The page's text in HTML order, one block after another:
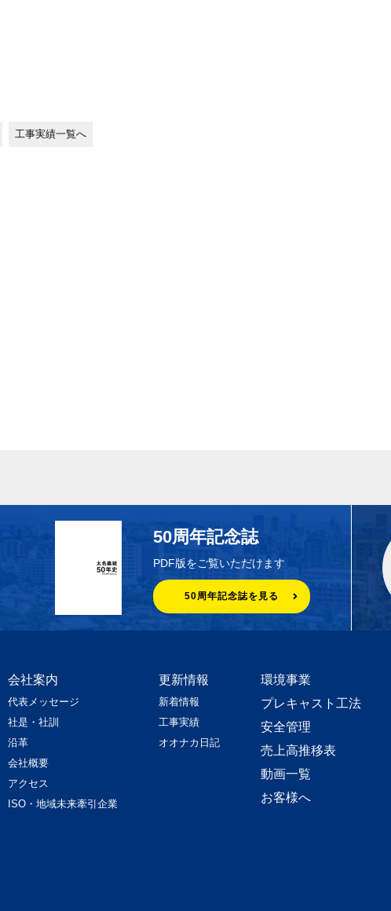
工事実績一覧へ
50周年記念誌
PDF版をご覧いただけます
50周年記念誌を見る
会社案内
代表メッセージ
社是・社訓
沿革
会社概要
アクセス
ISO・地域未来牽引企業
更新情報
新着情報
工事実績
オオナカ日記
環境事業
プレキャスト工法
安全管理
売上高推移表
動画一覧
お客様へ